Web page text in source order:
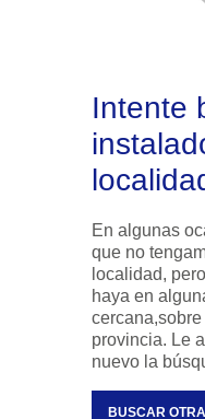
Intente
instalador
En algunas
que no tengamos instalador
localidad,
haya en alguna población
provincia. Le
nuevo la
BUSCAR